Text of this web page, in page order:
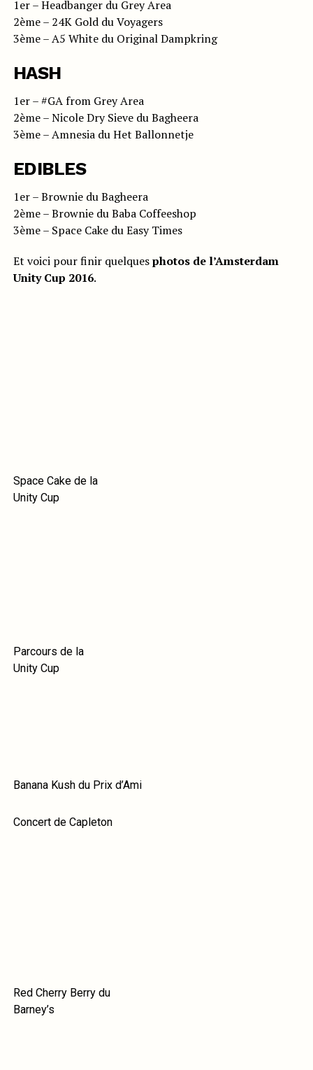
1er – Headbanger du Grey Area
2ème – 24K Gold du Voyagers
3ème – A5 White du Original Dampkring
HASH
1er – #GA from Grey Area
2ème – Nicole Dry Sieve du Bagheera
3ème – Amnesia du Het Ballonnetje
EDIBLES
1er – Brownie du Bagheera
2ème – Brownie du Baba Coffeeshop
3ème – Space Cake du Easy Times
Et voici pour finir quelquesphotos de l’Amsterdam
Unity Cup 2016.
Space Cake de la
Unity Cup
Parcours de la
Unity Cup
Concert de Capleton
Red Cherry Berry du
Barney’s
Banana Kush du Prix d’Ami